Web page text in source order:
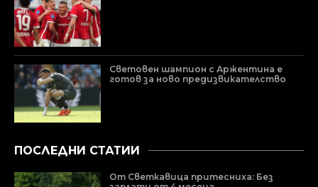
Световен шампион с Аржентина е
готов за ново предизвикателство
ПОСЛЕДНИ СТАТИИ
От Светкавица притесниха: Без